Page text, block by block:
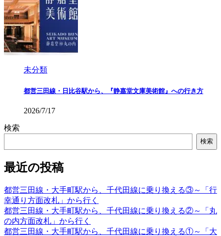
未分類
都営三田線・日比谷駅から、『静嘉堂文庫美術館』への行き方
2026/7/17
検索
検索
最近の投稿
都営三田線・大手町駅から、千代田線に乗り換える③～「行
幸通り方面改札」から行く
都営三田線・大手町駅から、千代田線に乗り換える②～「丸
の内方面改札」から行く
都営三田線・大手町駅から、千代田線に乗り換える①～「大